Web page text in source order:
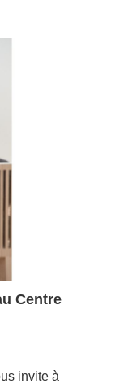
à partir de
active de
leurs centres
le célèbre
chaque
son
le soutien
formations
Yin et
du
festival
originales
:Jeudi 22
d’Iéna –
Modde,
16
Phénix (72
En Présence
huang-
l’histoire
aux
qui
en phase
et ce
Centre
invite à